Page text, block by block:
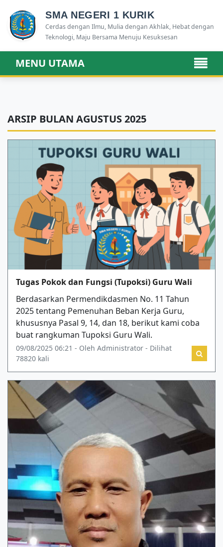
SMA NEGERI 1 KURIK
Cerdas dengan Ilmu, Mulia dengan Akhlak, Hebat dengan
Teknologi, Maju Bersama Menuju Kesuksesan
MENU UTAMA
ARSIP BULAN AGUSTUS 2025
Tugas Pokok dan Fungsi (Tupoksi) Guru Wali
Berdasarkan Permendikdasmen No. 11 Tahun
2025 tentang Pemenuhan Beban Kerja Guru,
khususnya Pasal 9, 14, dan 18, berikut kami coba
buat rangkuman Tupoksi Guru Wali.
09/08/2025 06:21 - Oleh Administrator - Dilihat
78820 kali